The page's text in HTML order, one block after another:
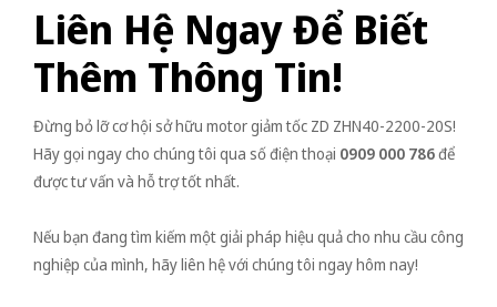
Liên Hệ Ngay Để Biết
Thêm Thông Tin!
Đừng bỏ lỡ cơ hội sở hữu motor giảm tốc ZD ZHN40-2200-20S!
Hãy gọi ngay cho chúng tôi qua số điện thoại 0909 000 786để
được tư vấn và hỗ trợ tốt nhất.
Nếu bạn đang tìm kiếm một giải pháp hiệu quả cho nhu cầu công
nghiệp của mình, hãy liên hệ với chúng tôi ngay hôm nay!